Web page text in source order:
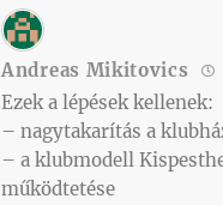
Andreas Mikitovics
Ezek a lépések kellenek:
– nagytakarítás a
– a klubmodell
működtetése